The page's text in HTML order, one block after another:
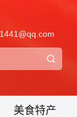
美食特产